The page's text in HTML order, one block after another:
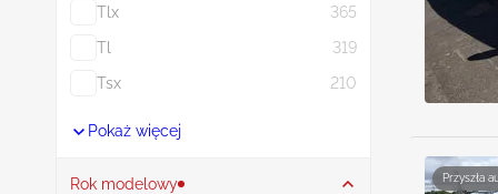
Tlx
365
Tl
319
Tsx
210
Pokaż więcej
Rok modelowy Przyszła